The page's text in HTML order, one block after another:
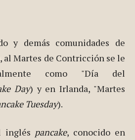
y demás comunidades de
Martes de Contricción se le
Day) y en Irlanda, "Martes